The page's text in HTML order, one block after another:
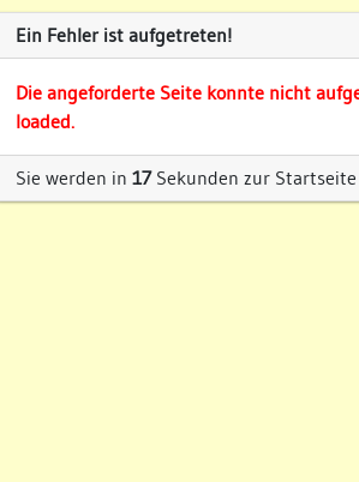
Ein Fehler ist aufgetreten!
Die angeforderte Seite konnte nicht
loaded.
Sie werden in 17Sekunden zur